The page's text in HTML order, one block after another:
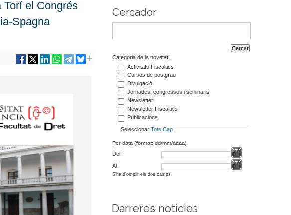
Torí el Congrés
Spagna
Cercador
Categoria de la novetat:
Activitats Fiscaltics
Cursos de postgrau
Divulgació
Jornades, congressos i seminaris
Newsletter
Newsletter Fiscaltics
Publicacions
Seleccionar Tots Cap
Per data (format: dd/mm/aaaa)
Del
Al
S'ha d'omplir els dos camps
Darreres notícies